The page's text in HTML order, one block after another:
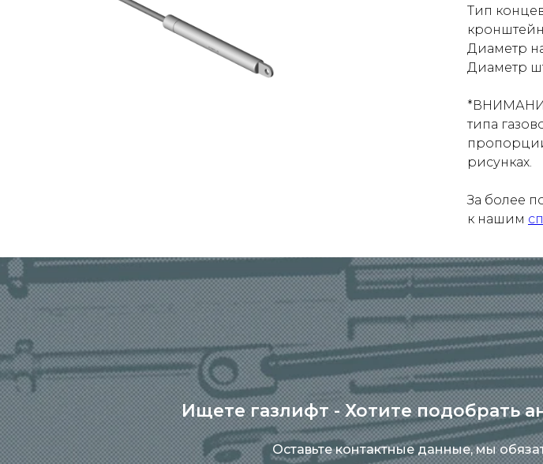
Тип
Диаметр
Диаметр
типа
рисунках.
За более
к нашим
Ищете газлифт - Хотите подобрать
Оставьте контактные данные, мы